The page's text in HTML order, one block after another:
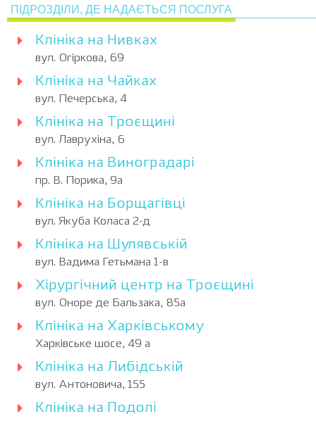
ПІДРОЗДІЛИ, ДЕ НАДАЄТЬСЯ ПОСЛУГА
Клініка на Нивках
вул. Огіркова, 69
Клініка на Чайках
вул. Печерська, 4
Клініка на Троєщині
вул. Лаврухіна, 6
Клініка на Виноградарі
пр. В. Порика, 9а
Клініка на Борщагівці
вул. Якуба Коласа 2-д
Клініка на Шулявській
вул. Вадима Гетьмана 1-в
Хірургічний центр на Троєщині
вул. Оноре де Бальзака, 85а
Клініка на Харківському
Харківське шосе, 49 а
Клініка на Либідській
вул. Антоновича, 155
Клініка на Подолі